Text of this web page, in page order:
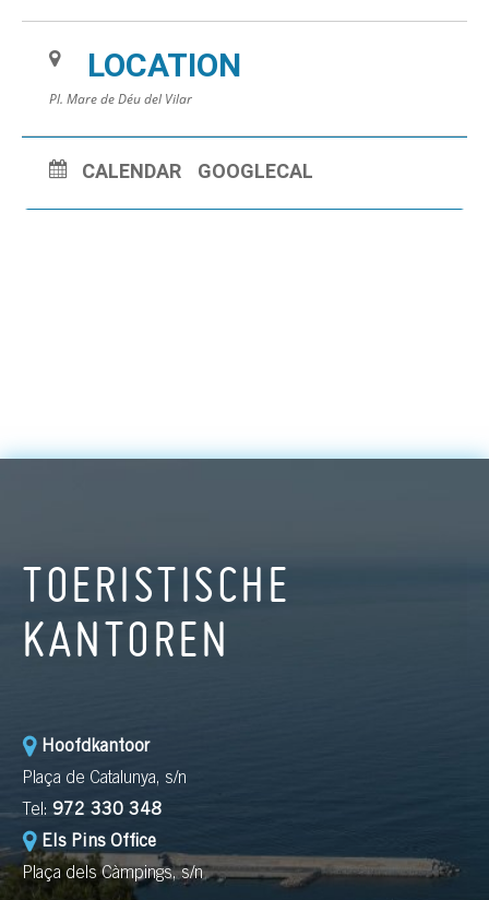
LOCATION
Pl. Mare de Déu del Vilar
CALENDAR GOOGLECAL
TOERISTISCHE
KANTOREN
Hoofdkantoor
Plaça de Catalunya, s/n
Tel: 972 330 348
Els Pins Office
Plaça dels Càmpings, s/n